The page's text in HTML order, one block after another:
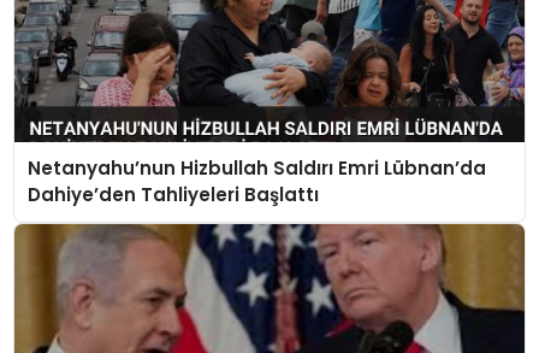
Netanyahu’nun Hizbullah Saldırı Emri Lübnan’da
Dahiye’den Tahliyeleri Başlattı